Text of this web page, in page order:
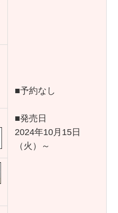
■予約なし
■発売日
2024年10月15日
（火）～